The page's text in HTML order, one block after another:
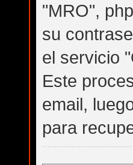
"MRO",
su
el servicio
Este
email,
para